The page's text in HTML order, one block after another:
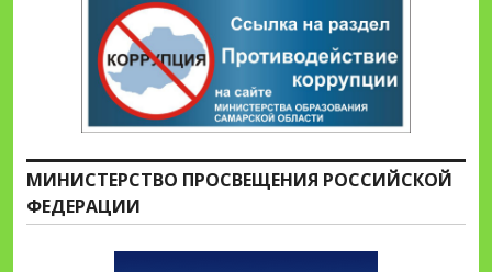
МИНИСТЕРСТВО ПРОСВЕЩЕНИЯ РОССИЙСКОЙ
ФЕДЕРАЦИИ